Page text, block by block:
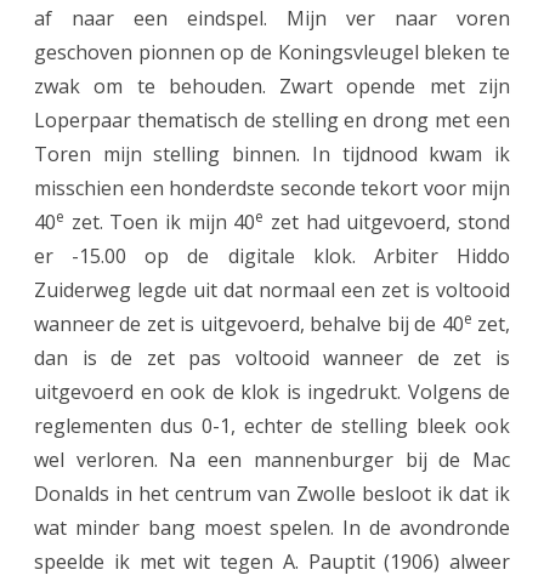
n
o
i
Z
w
l
l
e
af naar een eindspel. Mijn ver naar voren
geschoven pionnen op de Koningsvleugel bleken te
zwak om te behouden. Zwart opende met zijn
Loperpaar thematisch de stelling en drong met een
Toren mijn stelling binnen. In tijdnood kwam ik
misschien een honderdste seconde tekort voor mijn
40e zet. Toen ik mijn 40e zet had uitgevoerd, stond
er -15.00 op de digitale klok. Arbiter Hiddo
Zuiderweg legde uit dat normaal een zet is voltooid
wanneer de zet is uitgevoerd, behalve bij de 40e zet,
dan is de zet pas voltooid wanneer de zet is
uitgevoerd en ook de klok is ingedrukt. Volgens de
reglementen dus 0-1, echter de stelling bleek ook
wel verloren. Na een mannenburger bij de Mac
Donalds in het centrum van Zwolle besloot ik dat ik
wat minder bang moest spelen. In de avondronde
speelde ik met wit tegen A. Pauptit (1906) alweer